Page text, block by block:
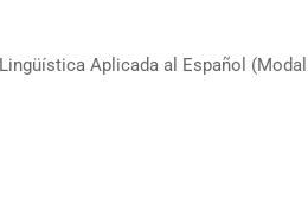
Aplicada al Español